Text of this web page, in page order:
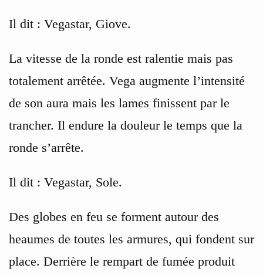
Il dit : Vegastar, Giove.
La vitesse de la ronde est ralentie mais pas
totalement arrêtée. Vega augmente l’intensité
de son aura mais les lames finissent par le
trancher. Il endure la douleur le temps que la
ronde s’arrête.
Il dit : Vegastar, Sole.
Des globes en feu se forment autour des
heaumes de toutes les armures, qui fondent sur
place. Derrière le rempart de fumée produit